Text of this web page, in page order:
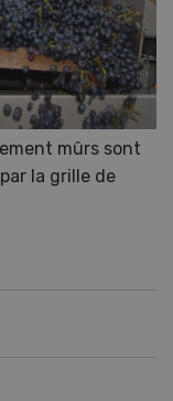
mûrs sont
la grille de